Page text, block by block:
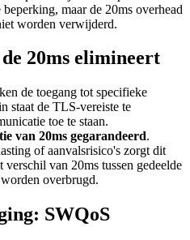
maar de 20ms overhead
worden verwijderd.
20ms elimineert
de toegang tot specifieke
staat de TLS-vereiste te
toe te staan.
van 20ms gegarandeerd.
of aanvalsrisico's zorgt dit
van 20ms tussen gedeelde
overbrugd.
SWQoS